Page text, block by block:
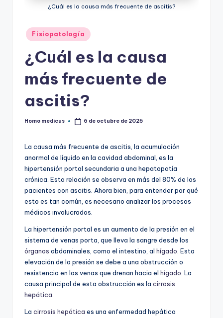
¿Cuál es la causa más frecuente de ascitis?
Publicado
en
Fisiopatología
¿Cuál es la causa
más frecuente de
ascitis?
Publicado
Homo medicus 6 de octubre de 2025
La causa más frecuente de ascitis, la acumulación
anormal de líquido en la cavidad abdominal, es la
hipertensión portal secundaria a una hepatopatía
crónica. Esta relación se observa en más del 80% de los
pacientes con ascitis. Ahora bien, para entender por qué
esto es tan común, es necesario analizar los procesos
médicos involucrados.
La hipertensión portal es un aumento de la presión en el
sistema de venas porta, que lleva la sangre desde los
órganos abdominales, como el intestino, al hígado . Esta
elevación de la presión se debe a una obstrucción o
resistencia en las venas que drenan hacia el hígado . La
causa principal de esta obstrucción es la cirrosis
hepática
La cirrosis hepática es una enfermedad hepática